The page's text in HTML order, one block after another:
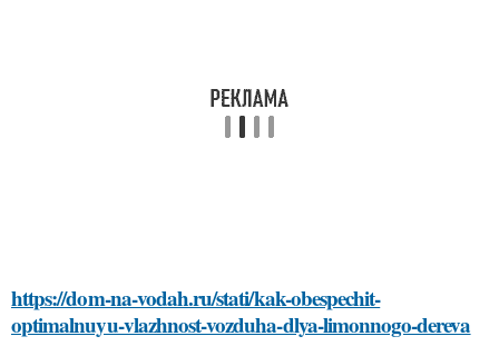
https://dom-na-vodah.ru/stati/kak-obespechit-
optimalnuyu-vlazhnost-vozduha-dlya-limonnogo-dereva